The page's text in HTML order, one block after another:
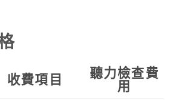
收費項目
聽力檢查費
用